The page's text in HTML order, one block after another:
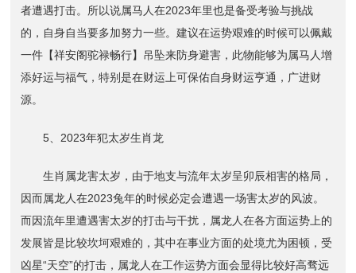
者遭遇打击。所以说属马人在2023年里也是备受考验与挑战
的，自身自当要多加努力一些。建议在运势艰难的时候可以佩戴
一件【祥安阁驼禄畅行】吊坠来防身避害，此物能够为属马人增
添好运与福气，特别是在财运上可保佑自身财运亨通，广进财
源。
5、2023年犯太岁生肖龙
生肖属龙害太岁，由于地支与流年太岁呈卯辰相害的格局，
因而属龙人在2023兔年的时候必定会遭遇一场害太岁的风波。
而因流年里遭遇害太岁的打击与干扰，属龙人在各方面运势上的
发展皆是比较坎坷艰难的，其中在事业方面的处境尤为困顿，受
凶星“天空”的打击，属龙人在工作运势方面会显得比较好高骛远